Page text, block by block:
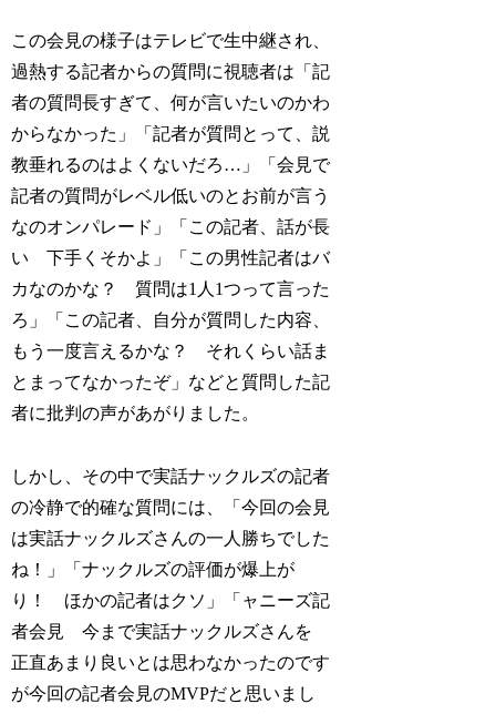
この会見の様子はテレビで生中継され、
過熱する記者からの質問に視聴者は「記
者の質問長すぎて、何が言いたいのかわ
からなかった」「記者が質問とって、説
教垂れるのはよくないだろ…」「会見で
記者の質問がレベル低いのとお前が言う
なのオンパレード」「この記者、話が長
い 下手くそかよ」「この男性記者はバ
カなのかな？ 質問は1人1つって言った
ろ」「この記者、自分が質問した内容、
もう一度言えるかな？ それくらい話ま
とまってなかったぞ」などと質問した記
者に批判の声があがりました。
しかし、その中で実話ナックルズの記者
の冷静で的確な質問には、「今回の会見
は実話ナックルズさんの一人勝ちでした
ね！」「ナックルズの評価が爆上が
り！ ほかの記者はクソ」「ャニーズ記
者会見 今まで実話ナックルズさんを
正直あまり良いとは思わなかったのです
が今回の記者会見のMVPだと思いまし